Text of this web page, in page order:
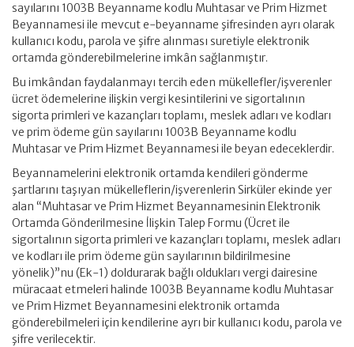
sayılarını 1003B Beyanname kodlu Muhtasar ve Prim Hizmet
Beyannamesi ile mevcut e-beyanname şifresinden ayrı olarak
kullanıcı kodu, parola ve şifre alınması suretiyle elektronik
ortamda gönderebilmelerine imkân sağlanmıştır.
Bu imkândan faydalanmayı tercih eden mükellefler/işverenler
ücret ödemelerine ilişkin vergi kesintilerini ve sigortalının
sigorta primleri ve kazançları toplamı, meslek adları ve kodları
ve prim ödeme gün sayılarını 1003B Beyanname kodlu
Muhtasar ve Prim Hizmet Beyannamesi ile beyan edeceklerdir.
Beyannamelerini elektronik ortamda kendileri gönderme
şartlarını taşıyan mükelleflerin/işverenlerin Sirküler ekinde yer
alan “Muhtasar ve Prim Hizmet Beyannamesinin Elektronik
Ortamda Gönderilmesine İlişkin Talep Formu (Ücret ile
sigortalının sigorta primleri ve kazançları toplamı, meslek adları
ve kodları ile prim ödeme gün sayılarının bildirilmesine
yönelik)”nu (Ek-1) doldurarak bağlı oldukları vergi dairesine
müracaat etmeleri halinde 1003B Beyanname kodlu Muhtasar
ve Prim Hizmet Beyannamesini elektronik ortamda
gönderebilmeleri için kendilerine ayrı bir kullanıcı kodu, parola ve
şifre verilecektir.